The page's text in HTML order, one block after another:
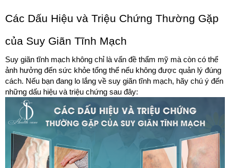
Các Dấu Hiệu và Triệu Chứng Thường Gặp
của Suy Giãn Tĩnh Mạch
Suy giãn tĩnh mạch không chỉ là vấn đề thẩm mỹ mà còn có thể
ảnh hưởng đến sức khỏe tổng thể nếu không được quản lý đúng
cách. Nếu bạn đang lo lắng về suy giãn tĩnh mạch, hãy chú ý đến
những dấu hiệu và triệu chứng sau đây: